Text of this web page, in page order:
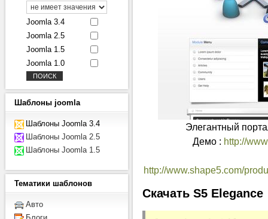
Элегантный
Демо : http://
http://www.shape5.com/
Скачать S5 Elegance
Joomla 3.4
Joomla 2.5
Joomla 1.5
Joomla 1.0
Шаблоны joomla
Шаблоны Joomla 3.4
Шаблоны Joomla 2.5
Шаблоны Joomla 1.5
Тематики шаблонов
Авто